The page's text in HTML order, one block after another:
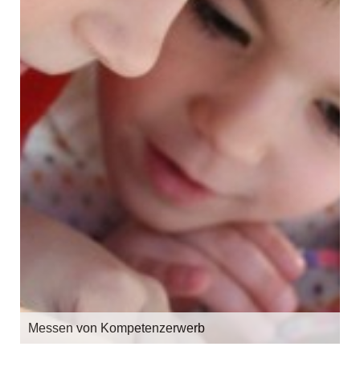
Messen von Kompetenzerwerb